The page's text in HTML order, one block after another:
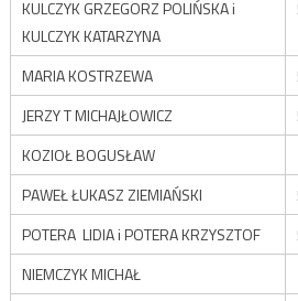
KULCZYK GRZEGORZ POLIŃSKA i
KULCZYK KATARZYNA
MARIA KOSTRZEWA
JERZY T MICHAJŁOWICZ
KOZIOŁ BOGUSŁAW
PAWEŁ ŁUKASZ ZIEMIAŃSKI
POTERA LIDIA i POTERA KRZYSZTOF
NIEMCZYK MICHAŁ